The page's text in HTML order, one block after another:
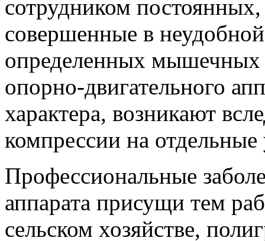
сотрудником
совершенные в
определенных мышечных
опорно-двигательного
характера, возникают
компрессии на отдельные
Профессиональные
аппарата присущи тем
сельском хозяйстве,